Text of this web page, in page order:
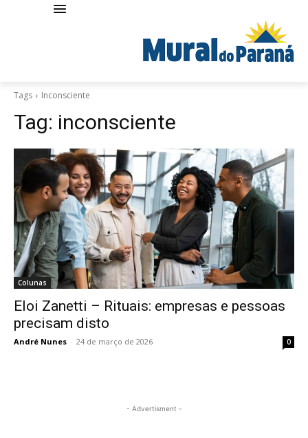
Tags Inconsciente
Tag: inconsciente
Colunas
Eloi Zanetti – Rituais: empresas e pessoas
precisam disto
André Nunes - 24 de março de 2026 0
- Advertisment -